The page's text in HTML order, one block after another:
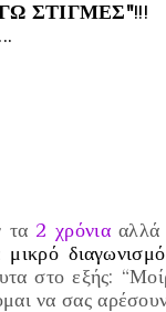
ΣΤΙΓΜΕΣ"!!!
τα 2 χρόνιααλλά
διαγωνισμό
στο εξής:
να σας